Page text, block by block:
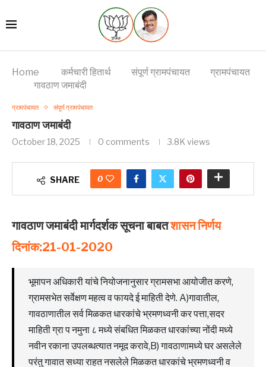
Home कर्मचारी हितार्थ संपूर्ण ग्रामपंचायत
ग्रामपंचायत
गावठाण जमाबंदी
ग्रामपंचायत संपूर्ण ग्रामपंचायत
गावठाण जमाबंदी
October 18, 2025 0 comments 3.8K views
SHARE 0
गावठाण जमाबंदी मार्गदर्शक सूचना बाबतशासन निर्णय
दिनांक:21-01-2020
भूमापन अधिकारी यांचे नियोजनानुसार ग्रामसभा आयोजीत करणे,
ग्रामसभेत सर्वेक्षण महत्व व फायदे ई माहिती देणे. A)गावातील,
गावठाणातील सर्व मिळकत धारकांचे भ्रमणध्वनी कर पत्ता,सदर
माहिती ग्रा प नमुना ८ मध्ये संबधित मिळकत धारकांच्या नोंदी मध्ये
नवीन रकाना उपलब्धत्यात नमूद करावे,B) गावठाणामध्ये घर असलेले
परंतु गावात सध्या राहत नसलेले मिळकत धारकांचे भ्रमणध्वनी व